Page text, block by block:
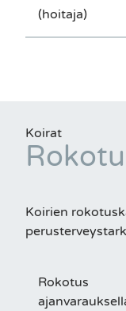
(hoitaja)
Koirat
Koirien
Rokotus